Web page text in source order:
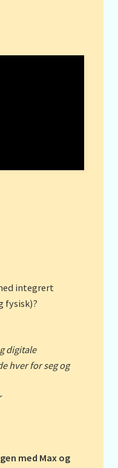
integrert
fysisk)?
digitale
hver for seg og
med Max og